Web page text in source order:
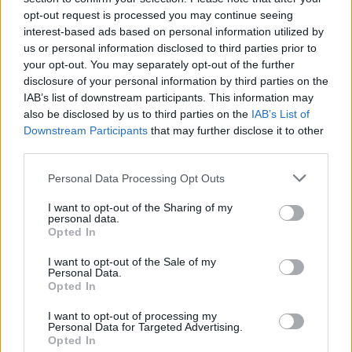
opt-out request is processed you may continue seeing
interest-based ads based on personal information utilized by
us or personal information disclosed to third parties prior to
your opt-out. You may separately opt-out of the further
disclosure of your personal information by third parties on the
IAB’s list of downstream participants. This information may
also be disclosed by us to third parties on the IAB’s List of
Downstream Participants that may further disclose it to other
Personal Data Processing Opt Outs
I want to opt-out of the Sharing of my
personal data.
Opted In
I want to opt-out of the Sale of my
Personal Data.
Opted In
I want to opt-out of processing my
Personal Data for Targeted Advertising.
Opted In
Zapomněli jste heslo?Změňte si je.
Přihlásit se mohou jen ti, kteří se jižzaregistrovali.
Pa
PavelA 17.7.2020 09:55
a zase ten úbytek včel.
Odpovědět
MJ Marcela Jezberová 17.7.2020 10:38
Reaguje na PavelA
tedy v podstatě hospodářské zvíře. U ostatních
hospodářských zvířat nikomu nepřijde divné, že
chovatel zvířeti zajišťuje přísun krmiva. U včel se ale lidé
i chovatelé diví, jak je možné, že hynou (když odhlédnu
od spousty jiných příčin úhynu), když jich chovají hodně
v lokalitě, kde pro ně není potrava. Takže pokud chce